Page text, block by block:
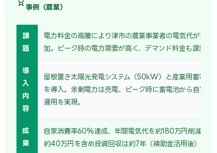
事例（農業）
課
題
電力料金の高騰により津市の農業事業者の電気代が前
加。ピーク時の電力需要が高く、デマンド料金も課題だ
導
入
内
容
屋根置き太陽光発電システム（50kW）と産業用蓄電
を導入。余剰電力は売電、ピーク時に蓄電池から自家消
運用を実現。
成
果
自家消費率60%達成、年間電気代を約180万円削減。売
約40万円を含め投資回収は約7年（補助金活用後）。